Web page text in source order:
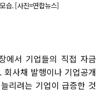
습. [사진=연합뉴스]
에서 기업들의 직접 자금
사채 발행이나 기업공개
리려는 기업이 급증한 것